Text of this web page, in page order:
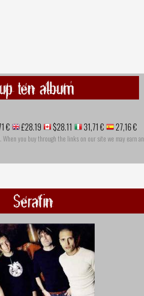
ten album
€ £28.19 $28.11 31,71 € 27,16 €
you buy through the links on our site we may earn an
Serafin